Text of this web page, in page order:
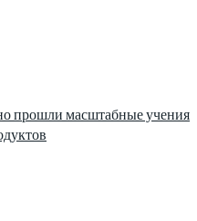
прошли масштабные учения